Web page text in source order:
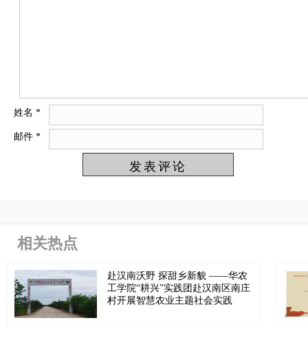
姓名 *
邮件 *
相关热点
赴汉南沃野 探甜乡新貌 ——华农
工学院“耕兴”实践团赴汉南区南庄
村开展智慧农业主题社会实践